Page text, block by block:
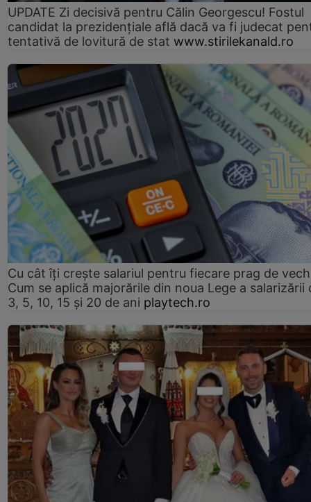
UPDATE Zi decisivă pentru Călin Georgescu! Fostul
candidat la prezidențiale află dacă va fi judecat
tentativă de lovitură de stat www.stirilekanald.ro
Cu cât îți crește salariul pentru fiecare prag de
Cum se aplică majorările din noua Lege a salarizării
3, 5, 10, 15 și 20 de ani playtech.ro